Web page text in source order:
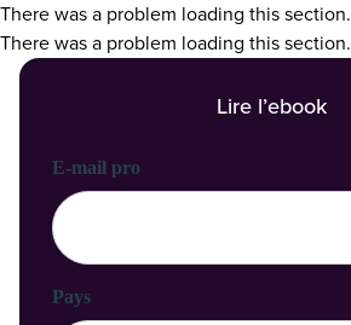
There was a problem loading this section.
There was a problem loading this section.
Lire l’ebook
Prénom
Nom
E-mail pro
Nom de l'entreprise
Pays